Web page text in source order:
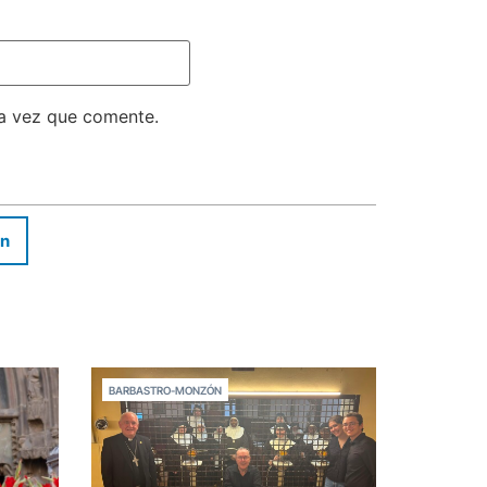
vez que comente.
BARBASTRO-MONZÓN